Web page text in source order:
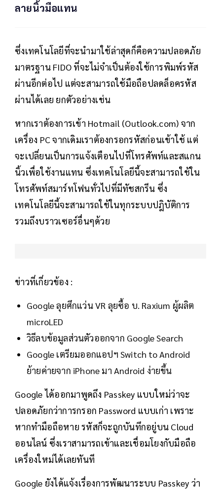
ลายนิ้วมือแทน
ซึ่งเทคโนโลยีที่จะนำมาใช้ล่าสุดก็คือความปลอดภัย
มาตรฐาน FIDO ที่จะไม่จำเป็นต้องใช้การพิมพ์รหัส
ผ่านอีกต่อไป แต่จะสามารถใช้มือถือปลดล็อครหัส
ผ่านได้เลย ยกตัวอย่างเช่น
หากเราต้องการเข้า Hotmail (Outlook.com) จาก
เครื่อง PC จากเดิมเราต้องกรอกรหัสก่อนเข้าใช้ แต่
จะเปลี่ยนเป็นการแจ้งเตือนไปที่โทรศัพท์และสแกน
นิ้วเพื่อใช้งานแทน ซึ่งเทคโนโลยีนี้จะสามารถใช้ใน
โทรศัพท์สมาร์ทโฟนทั่วไปที่มีทัชสกรีน ซึ่ง
เทคโนโลยีนี้จะสามารถใช้ในทุกระบบปฎิบัติการ
รวมถึงบราวเซอร์อื่นๆด้วย
ข่าวที่เกี่ยวข้อง :
Google ลุยศึกแว่น VR ลุยซื้อ บ. Raxium ผู้ผลิต
microLED
วิธีลบข้อมูลส่วนตัวออกจาก Google Search
Google เตรียมออกแอปฯ Switch to Android
ย้ายค่ายจาก iPhone มา Android ง่ายขึ้น
Google ได้ออกมาพูดถึง Passkey แบบใหม่ว่าจะ
ปลอดภัยกว่าการกรอก Password แบบเก่า เพราะ
หากทำมือถือหาย รหัสก็จะถูกบันทึกอยู่บน Cloud
ออนไลน์ ซึ่งเราสามารถเข้าและเชื่อมโยงกับมือถือ
เครื่องใหม่ได้เลยทันที
Google ยังได้แจ้งเรื่องการพัฒนาระบบ Passkey ว่า